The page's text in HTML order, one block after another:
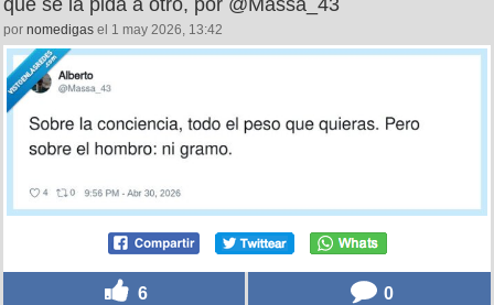
por nomedigas el 1 may 2026, 13:42
6 0